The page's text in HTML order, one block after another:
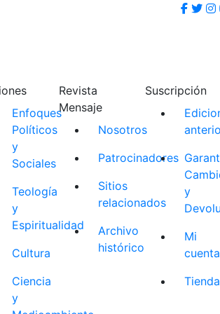
Enfoques
Políticos
y
Sociales
Teología
y
Espiritualidad
Cultura
Ciencia
y
Revista
Mensaje
Nosotros
Patrocinadores
Sitios
relacionados
Archivo
histórico
Suscripción
y
Mi
cuenta
Tienda